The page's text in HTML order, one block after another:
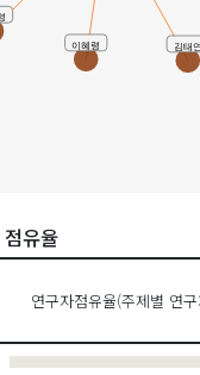
김태연
이혜령
유율
연구자점유율(주제별 연